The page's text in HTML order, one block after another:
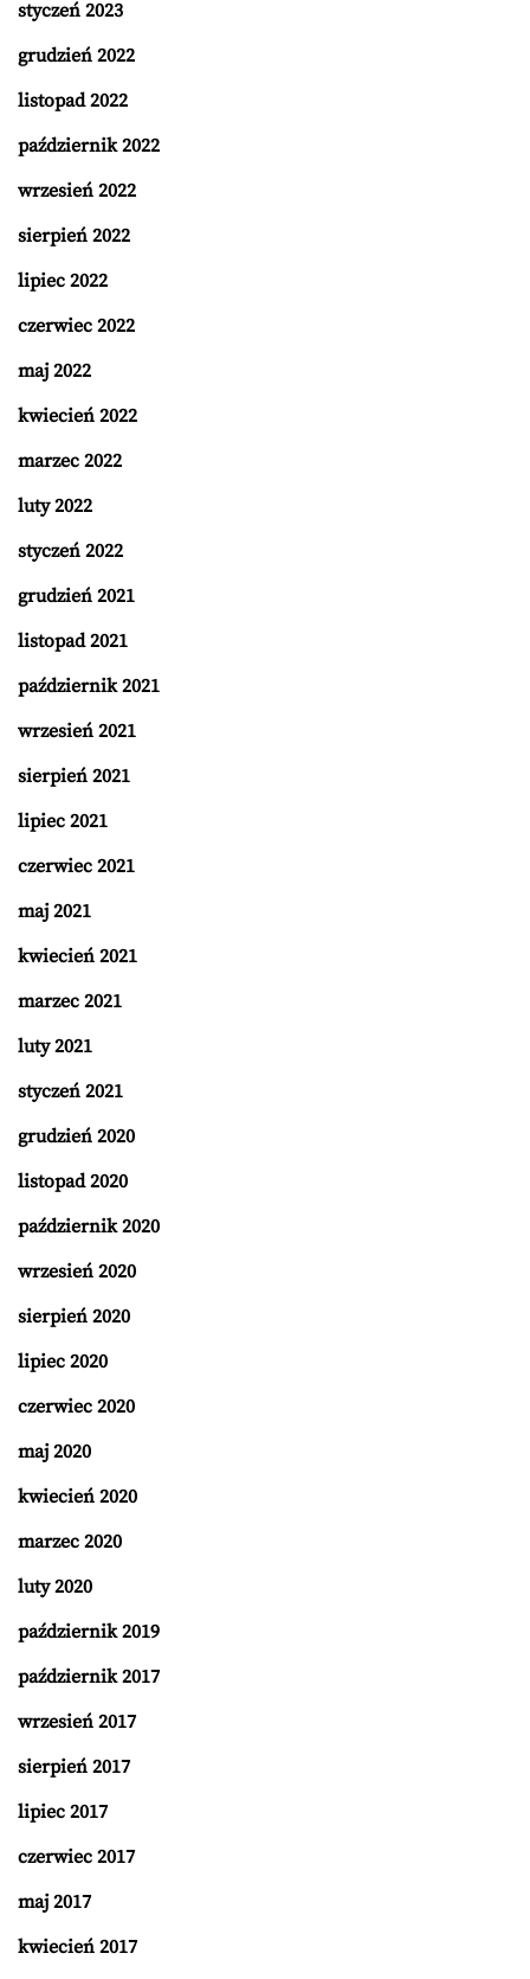
styczeń 2023
grudzień 2022
listopad 2022
październik 2022
wrzesień 2022
sierpień 2022
lipiec 2022
czerwiec 2022
maj 2022
kwiecień 2022
marzec 2022
luty 2022
styczeń 2022
grudzień 2021
listopad 2021
październik 2021
wrzesień 2021
sierpień 2021
lipiec 2021
czerwiec 2021
maj 2021
kwiecień 2021
marzec 2021
luty 2021
styczeń 2021
grudzień 2020
listopad 2020
październik 2020
wrzesień 2020
sierpień 2020
lipiec 2020
czerwiec 2020
maj 2020
kwiecień 2020
marzec 2020
luty 2020
październik 2019
październik 2017
wrzesień 2017
sierpień 2017
lipiec 2017
czerwiec 2017
maj 2017
kwiecień 2017